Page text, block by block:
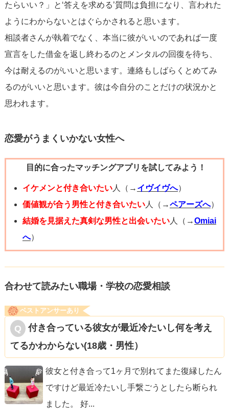
たらいい？」と‘答えを求める’質問は負担になり、言われた
ようにわからないとはぐらかされると思います。
相談者さんが執着でなく、本当に彼がいいのであれば一度
宣言をした借金を返し終わるのとメンタルの回復を待ち、
今は耐えるのがいいと思います。連絡もしばらくとめてみ
るのがいいと思います。彼は今自分のことだけの状況かと
思われます。
恋愛がうまくいかない女性へ
目的に合ったマッチングアプリを試してみよう！
イケメンと付き合いたい人（→ イヴイヴへ）
価値観が合う男性と付き合いたい人（→ペアーズへ）
結婚を見据えた真剣な男性と出会いたい人（→Omiai
へ）
合わせて読みたい職場・学校の恋愛相談
ベストアンサーあり
付き合っている彼女が最近冷たいし何を考え
てるかわからない(18歳・男性）
彼女と付き合って1ヶ月で別れてまた復縁したん
ですけど最近冷たいし手繋ごうとしたら断られ
ました。 好...